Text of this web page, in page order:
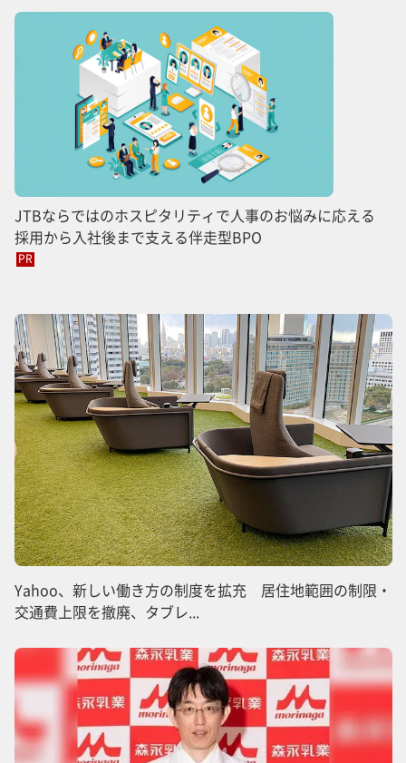
JTBならではのホスピタリティで人事のお悩みに応える
採用から入社後まで支える伴走型BPO
PR
Yahoo、新しい働き方の制度を拡充 居住地範囲の制限・
交通費上限を撤廃、タブレ...